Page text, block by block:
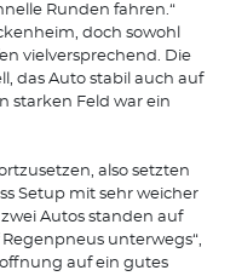
Runden fahren.“
doch sowohl
vielversprechend. Die
das Auto stabil auch auf
starken Feld war ein
also setzten
Setup mit sehr weicher
Autos standen auf
unterwegs“,
auf ein gutes